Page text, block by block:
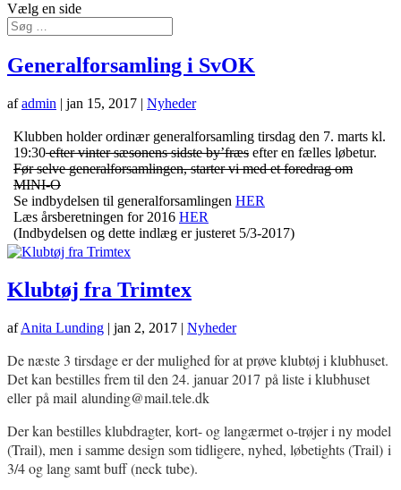
Vælg en side
Generalforsamling i SvOK
afadmin | jan 15, 2017 | Nyheder
Klubben holder ordinær generalforsamling tirsdag den 7. marts kl.
19:30efter vinter sæsonens sidste by’fræs efter en fælles løbetur.
Før selve generalforsamlingen, starter vi med et foredrag om
MINI-O
Se indbydelsen til generalforsamlingen HER
Læs årsberetningen for 2016 HER
(Indbydelsen og dette indlæg er justeret 5/3-2017)
Klubtøj fra Trimtex
afAnita Lunding | jan 2, 2017 | Nyheder
De næste 3 tirsdage er der mulighed for at prøve klubtøj i klubhuset.
Det kan bestilles frem til den 24. januar 2017 på liste i klubhuset
eller på mail alunding@mail.tele.dk
Der kan bestilles klubdragter, kort- og langærmet o-trøjer i ny model
(Trail), men i samme design som tidligere, nyhed, løbetights (Trail) i
3/4 og lang samt buff (neck tube).